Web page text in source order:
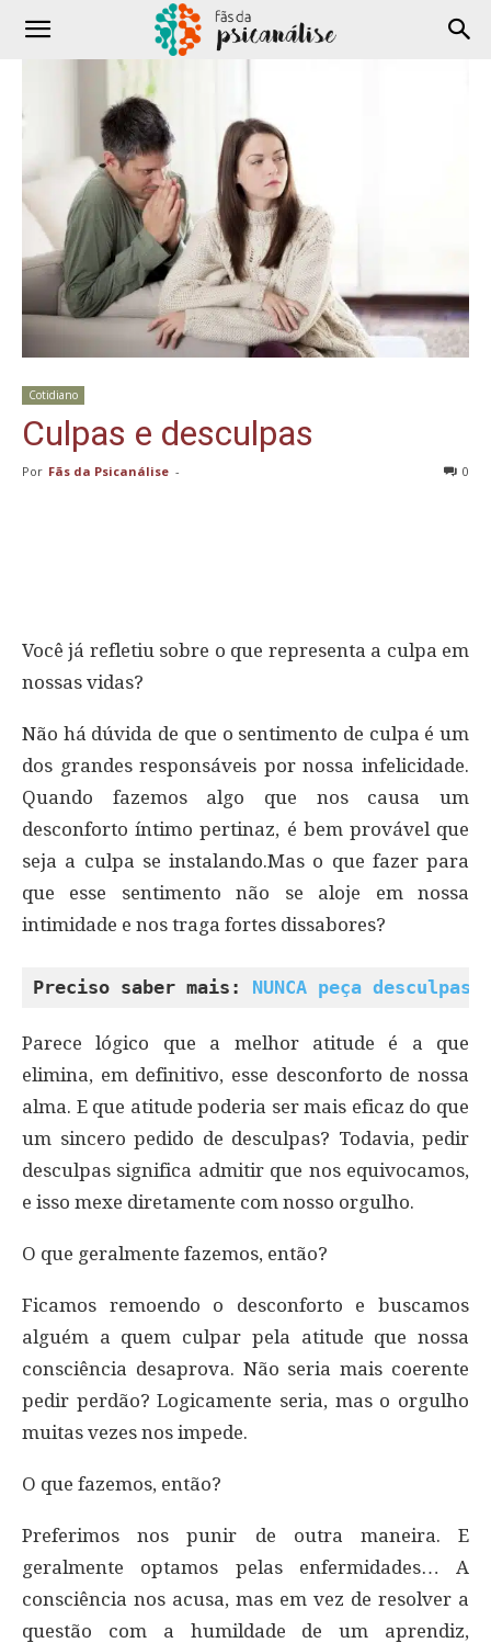
Cotidiano
Culpas e desculpas
Por Fãs da Psicanálise - 0
Você já refletiu sobre o que representa a culpa em
nossas vidas?
Não há dúvida de que o sentimento de culpa é um
dos grandes responsáveis por nossa infelicidade.
Quando fazemos algo que nos causa um
desconforto íntimo pertinaz, é bem provável que
seja a culpa se instalando.Mas o que fazer para
que esse sentimento não se aloje em nossa
intimidade e nos traga fortes dissabores?
Preciso saber mais: NUNCA peça
Parece lógico que a melhor atitude é a que
elimina, em definitivo, esse desconforto de nossa
alma. E que atitude poderia ser mais eficaz do que
um sincero pedido de desculpas? Todavia, pedir
desculpas significa admitir que nos equivocamos,
e isso mexe diretamente com nosso orgulho.
O que geralmente fazemos, então?
Ficamos remoendo o desconforto e buscamos
alguém a quem culpar pela atitude que nossa
consciência desaprova. Não seria mais coerente
pedir perdão? Logicamente seria, mas o orgulho
muitas vezes nos impede.
O que fazemos, então?
Preferimos nos punir de outra maneira. E
geralmente optamos pelas enfermidades… A
consciência nos acusa, mas em vez de resolver a
questão com a humildade de um aprendiz,